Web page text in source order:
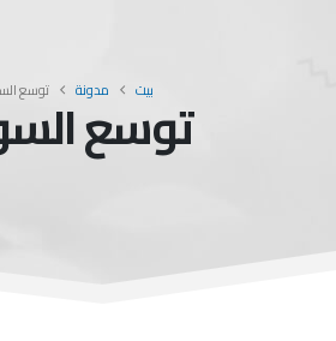
بيت مدونة توسع توسع